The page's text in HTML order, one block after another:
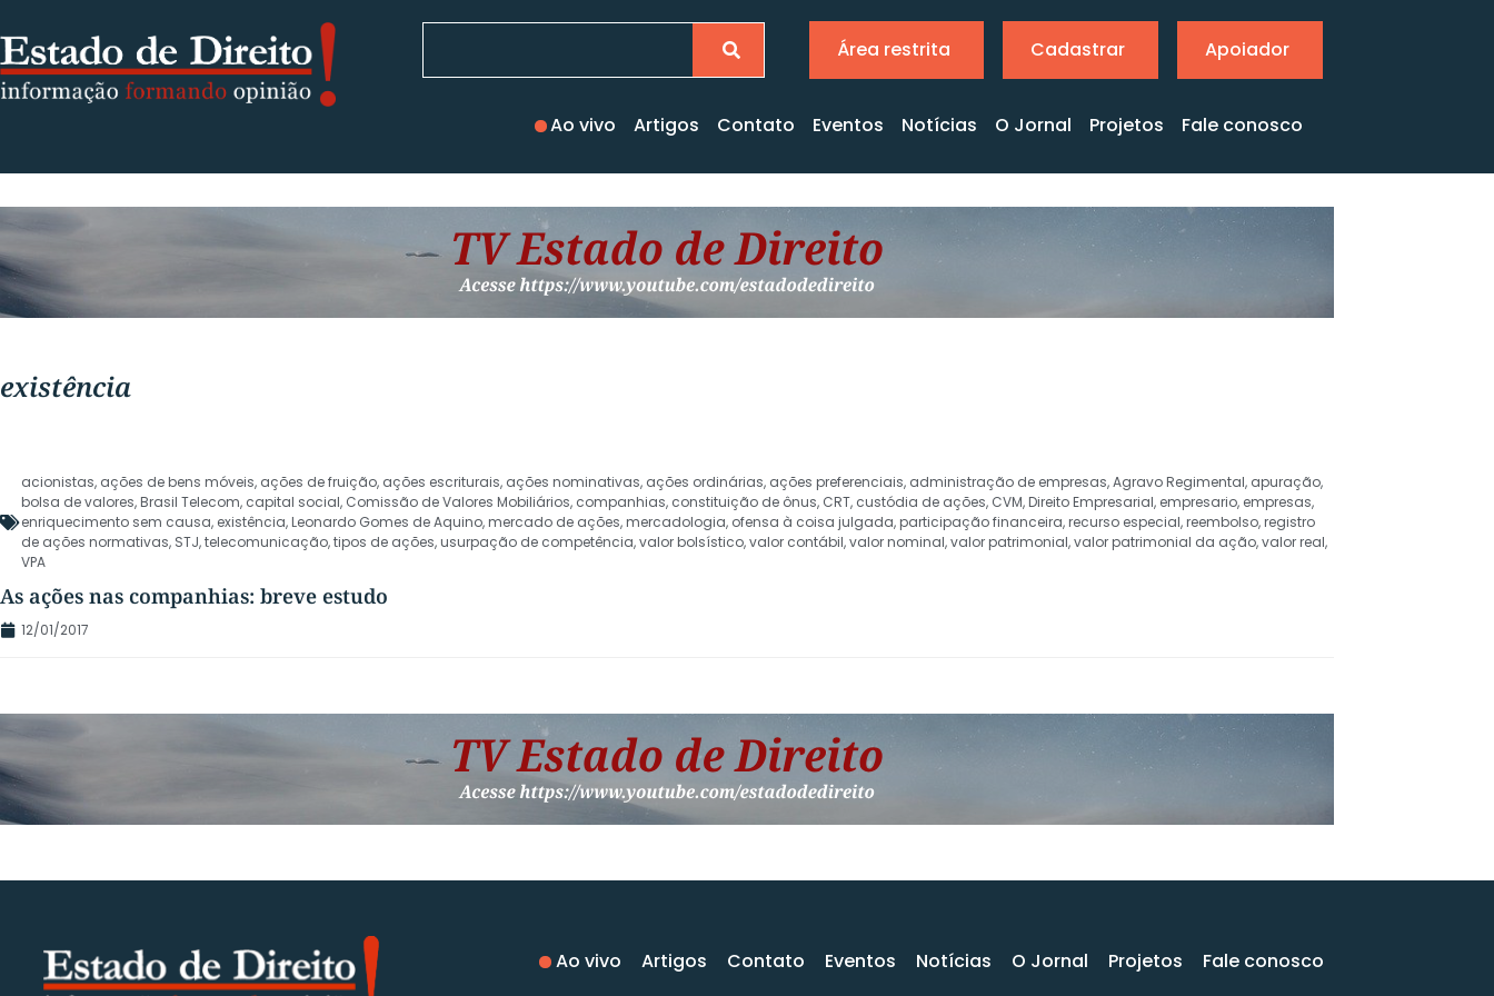
Área restrita Cadastrar Apoiador
Ao vivo Artigos Contato Eventos Notícias O Jornal Projetos Fale conosco
existência
acionistas, ações de bens móveis, ações de fruição, ações escriturais, ações nominativas, ações ordinárias, ações preferenciais, administração de empresas,Agravo Regimental, apuração,
bolsa de valores,Brasil Telecom, capital social, Comissão de Valores Mobiliários, companhias, constituição de ônus, CRT, custódia de ações, CVM,Direito Empresarial, empresario, empresas,
enriquecimento sem causa, existência,Leonardo Gomes de Aquino,mercado de ações,mercadologia, ofensa à coisa julgada,participação financeira,recurso especial,reembolso,registro
de ações normativas, STJ,telecomunicação,tipos de ações,usurpação de competência,valor bolsístico,valor contábil,valor nominal,valor patrimonial,valor patrimonial da ação,valor real,
VPA
As ações nas companhias: breve estudo
12/01/2017
Ao vivo Artigos Contato Eventos Notícias O Jornal Projetos Fale conosco